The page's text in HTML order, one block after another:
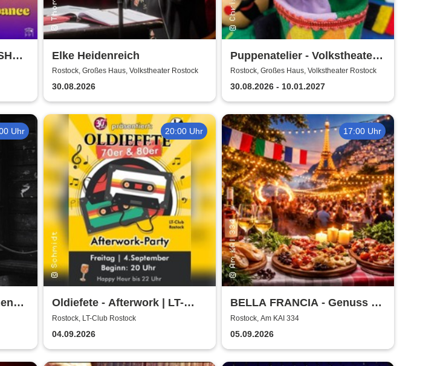
Elke Heidenreich
Rostock, Großes Haus, Volkstheater Rostock
30.08.2026
Puppenatelier - Volkstheater
Rostock
Rostock, Großes Haus, Volkstheater Rostock
30.08.2026 - 10.01.2027
Uhr 20:00 Uhr
Oldiefete - Afterwork | LT-
Club Rostock
Rostock, LT-Club Rostock
04.09.2026
17:00 Uhr
BELLA FRANCIA - Genuss &
Kultur Rostock
Rostock, Am KAI 334
05.09.2026